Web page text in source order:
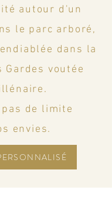
autour d'un
le parc arboré,
dans la
Gardes voutée
de limite
envies.